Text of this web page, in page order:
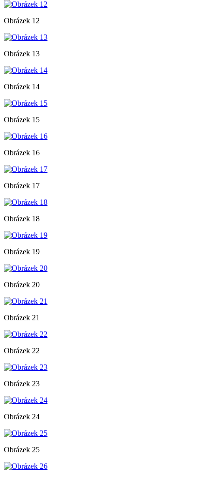
Obrázek 12
Obrázek 13
Obrázek 14
Obrázek 15
Obrázek 16
Obrázek 17
Obrázek 18
Obrázek 19
Obrázek 20
Obrázek 21
Obrázek 22
Obrázek 23
Obrázek 24
Obrázek 25